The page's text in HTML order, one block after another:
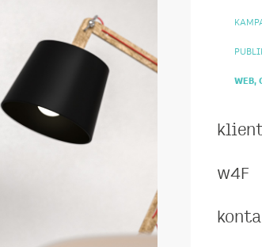
WEB,
w4F